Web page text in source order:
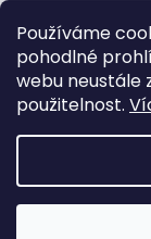
Používáme
pohodlné
webu neustále
použitelnost.
|
Ve skutečnosti
fotkách.
Copyright